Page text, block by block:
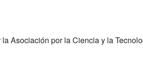
Asociación por la Ciencia y la